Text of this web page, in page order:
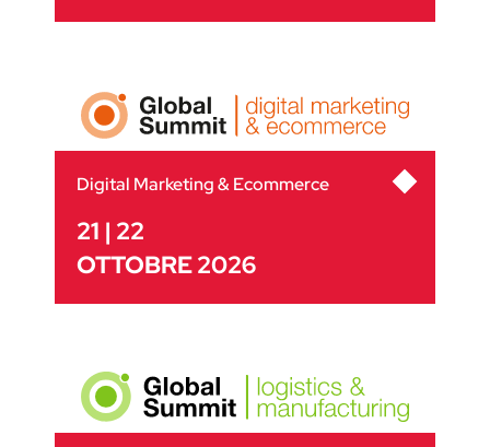
Digital Marketing & Ecommerce
21 | 22
OTTOBRE 2026